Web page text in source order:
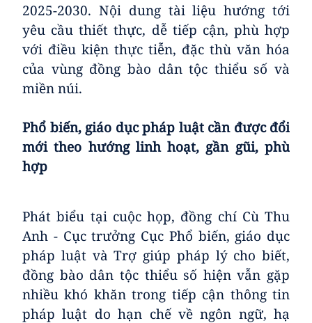
2025-2030. Nội dung tài liệu hướng tới
yêu cầu thiết thực, dễ tiếp cận, phù hợp
với điều kiện thực tiễn, đặc thù văn hóa
của vùng đồng bào dân tộc thiểu số và
miền núi.
Phổ biến, giáo dục pháp luật cần được đổi
mới theo hướng linh hoạt, gần gũi, phù
hợp
​Phát biểu tại cuộc họp, đồng chí Cù Thu
Anh - Cục trưởng Cục Phổ biến, giáo dục
pháp luật và Trợ giúp pháp lý cho biết,
đồng bào dân tộc thiểu số hiện vẫn gặp
nhiều khó khăn trong tiếp cận thông tin
pháp luật do hạn chế về ngôn ngữ, hạ